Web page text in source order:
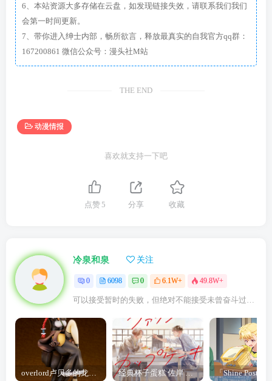
6、本站资源大多存储在云盘，如发现链接失效，请联系我们我们
会第一时间更新。
7、带你进入绅士内部，畅所欲言，释放最真实的自我官方qq群：
167200861 微信公众号：漫头社M站
THE END
动漫情报
喜欢就支持一下吧
点赞 5 分享 收藏
冷泉和泉 关注
0 6098 0 6.1W+ 49.8W+
可以接受暂时的失败，但绝对不能接受未曾奋斗过的自己
overlord卢贝多的龙王谁厉害 「Overlord」露普斯蕾琪娜·贝塔手办开订 经典杯子蛋糕 佐岸 漫画「经典杯子蛋糕」宣布真人日剧化